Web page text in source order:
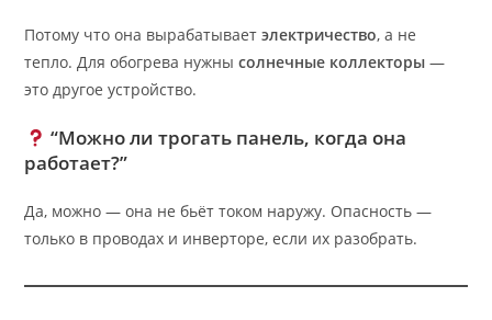
Потому что она вырабатываетэлектричество, а не
тепло. Для обогрева нужнысолнечные коллекторы —
это другое устройство.
“Можно ли трогать панель, когда она
работает?”
Да, можно — она не бьёт током наружу. Опасность —
только в проводах и инверторе, если их разобрать.